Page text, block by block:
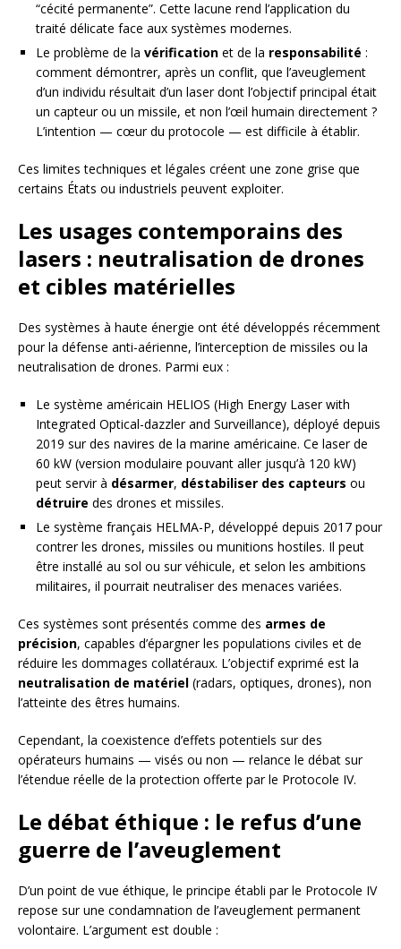
“cécité permanente”. Cette lacune rend l’application du
traité délicate face aux systèmes modernes.
Le problème de la vérification et de la responsabilité :
comment démontrer, après un conflit, que l’aveuglement
d’un individu résultait d’un laser dont l’objectif principal était
un capteur ou un missile, et non l’œil humain directement ?
L’intention — cœur du protocole — est difficile à établir.
Ces limites techniques et légales créent une zone grise que
certains États ou industriels peuvent exploiter.
Les usages contemporains des
lasers : neutralisation de drones
et cibles matérielles
Des systèmes à haute énergie ont été développés récemment
pour la défense anti-aérienne, l’interception de missiles ou la
neutralisation de drones. Parmi eux :
Le système américain HELIOS (High Energy Laser with
Integrated Optical-dazzler and Surveillance), déployé depuis
2019 sur des navires de la marine américaine. Ce laser de
60 kW (version modulaire pouvant aller jusqu’à 120 kW)
peut servir à désarmer, déstabiliser des capteurs ou
détruire des drones et missiles.
Le système français HELMA-P, développé depuis 2017 pour
contrer les drones, missiles ou munitions hostiles. Il peut
être installé au sol ou sur véhicule, et selon les ambitions
militaires, il pourrait neutraliser des menaces variées.
Ces systèmes sont présentés comme des armes de
précision, capables d’épargner les populations civiles et de
réduire les dommages collatéraux. L’objectif exprimé est la
neutralisation de matériel (radars, optiques, drones), non
l’atteinte des êtres humains.
Cependant, la coexistence d’effets potentiels sur des
opérateurs humains — visés ou non — relance le débat sur
l’étendue réelle de la protection offerte par le Protocole IV.
Le débat éthique : le refus d’une
guerre de l’aveuglement
D’un point de vue éthique, le principe établi par le Protocole IV
repose sur une condamnation de l’aveuglement permanent
volontaire. L’argument est double :